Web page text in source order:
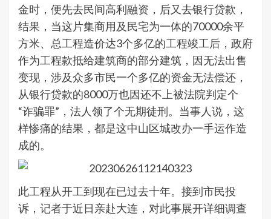
金时，便先去民间高利融资，后又去银行贷款，
结果，当这片集商用及民宅为一体的70000余平
方米、总工程造价达3个多亿的工程竣工后，政府
作为工程款抵给建筑商的部分建筑，因无法出售
变现，涉及众多市民一个多亿的资金无法偿还，
从银行贷款的8000万也因还不上被法院判定个
“诈骗罪”，法人领了个无期徒刑。当事人说，这
样惨痛的结果，都是这中山区城改办一手运作造
成的。
此工程从开工到现在已过去十年。接到市民投
诉，记者于近日亲赴大连，对此事展开详细调查